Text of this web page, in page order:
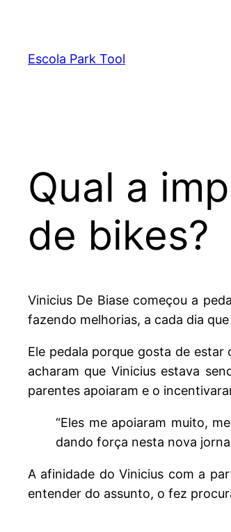
Escola Park Tool
Qual a
de bikes?
Vinicius De Biase começou a
fazendo melhorias, a cada dia
Ele pedala porque gosta de
acharam que Vinicius estava
parentes apoiaram e o
“Eles me apoiaram muito,
dando força nesta nova
A afinidade do Vinicius com a
entender do assunto, o fez